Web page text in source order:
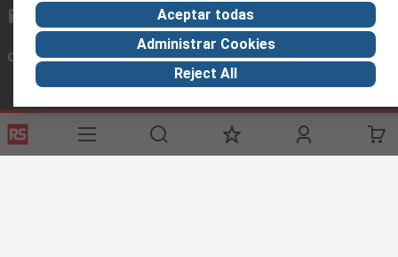
Conectar con nosotros
Links de ayuda
Aceptar todas
Administrar Cookies
Reject All